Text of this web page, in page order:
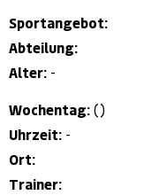
Sportangebot:
Abteilung:
Alter: -
Wochentag: ()
Uhrzeit: -
Ort:
Trainer: